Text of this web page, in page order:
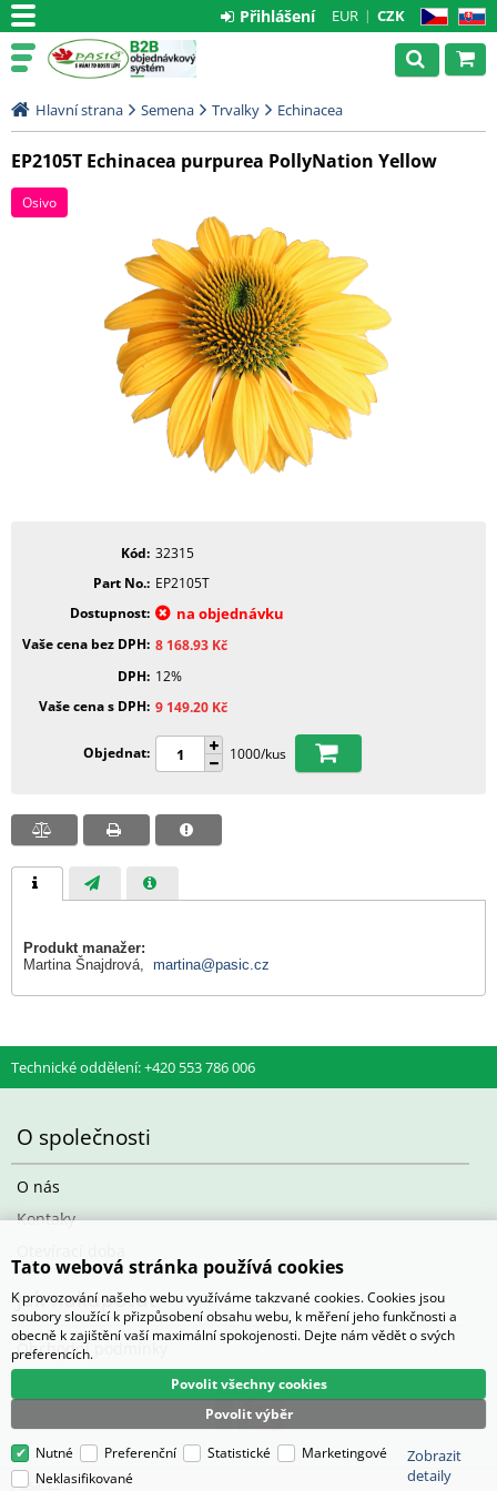
CZ SK
EUR CZK
Přihlášení
Hlavní strana Semena Trvalky Echinacea
EP2105T Echinacea purpurea PollyNation Yellow
Osivo
Kód 32315
Part No. EP2105T
Dostupnost
na objednávku
Vaše cena bez DPH 8 168.93 Kč
DPH 12%
Vaše cena s DPH 9 149.20 Kč
Objednat 1000/kus
Produkt manažer:
Martina Šnajdrová, martina@pasic.cz
Technické oddělení: +420 553 786 006
O společnosti
O nás
Kontaky
Jak nakupovat
Obchodní podmínky
Pasič.cz
Tato webová stránka používá cookies
K provozování našeho webu využíváme takzvané cookies. Cookies jsou
soubory sloužící k přizpůsobení obsahu webu, k měření jeho funkčnosti a
obecně k zajištění vaší maximální spokojenosti. Dejte nám vědět o svých
preferencích.
Povolit výběr
Povolit všechny cookies
Nutné Preferenční Statistické
Marketingové
Neklasifikované
Zobrazit
detaily